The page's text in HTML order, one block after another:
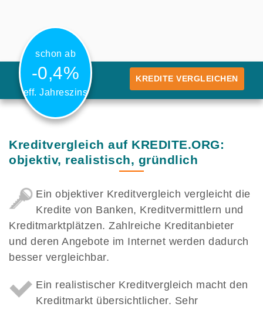
schon ab
-0,4%
eff. Jahreszins
KREDITE VERGLEICHEN
Kreditvergleich auf KREDITE.ORG:
objektiv, realistisch, gründlich
Ein objektiver Kreditvergleich vergleicht die
Kredite von Banken, Kreditvermittlern und
Kreditmarktplätzen. Zahlreiche Kreditanbieter
und deren Angebote im Internet werden dadurch
besser vergleichbar.
Ein realistischer Kreditvergleich macht den
Kreditmarkt übersichtlicher. Sehr